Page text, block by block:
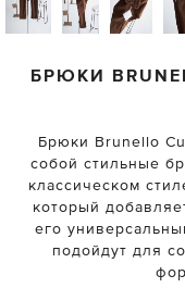
БРЮКИ
Брюки Brunello
собой стильные
классическом
который
его
подойдут для